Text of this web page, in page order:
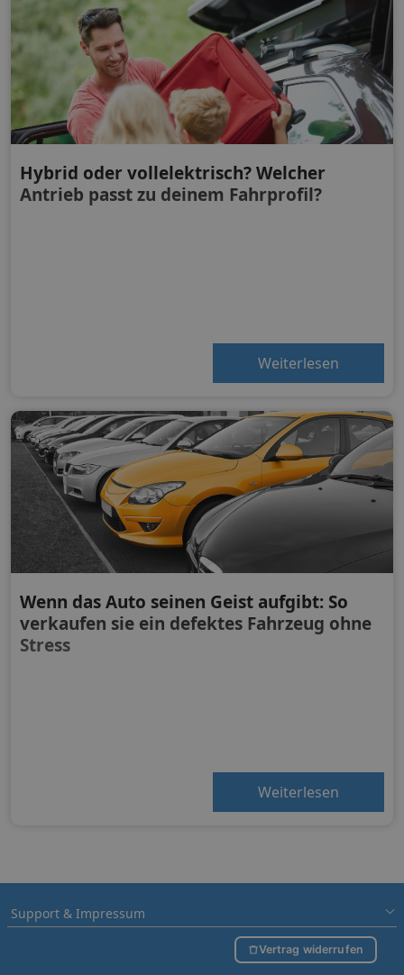
Hybrid oder vollelektrisch? Welcher
Antrieb passt zu deinem Fahrprofil?
Weiterlesen
Wenn das Auto seinen Geist aufgibt: So
verkaufen sie ein defektes Fahrzeug ohne
Stress
Weiterlesen
Support & Impressum
Vertrag widerrufen